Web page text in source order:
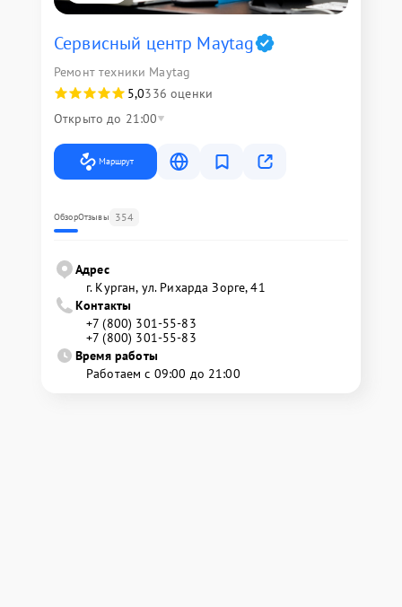
Сервисный центр Maytag
Ремонт техники Maytag
5,0336 оценки
Открыто до 21:00
Маршрут
ОбзорОтзывы 354
Адрес
г. Курган, ул. Рихарда Зорге, 41
Контакты
+7 (800) 301-55-83
+7 (800) 301-55-83
Время работы
Работаем с 09:00 до 21:00